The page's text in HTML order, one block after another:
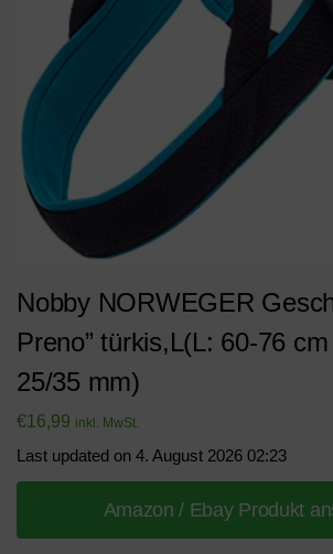
Nobby NORWEGER
Preno” türkis,L(L: 60-76
25/35 mm)
€16,99 inkl. MwSt.
Last updated on 4. August 2026 02:23
Amazon / Ebay Produkt